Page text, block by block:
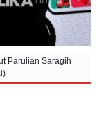
Parulian Saragih